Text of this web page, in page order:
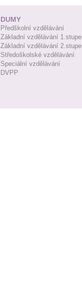
DUMY
Předškolní vzdělávání
Základní vzdělávání
Základní vzdělávání
Středoškolské vzdělávání
Speciální vzdělávání
DVPP